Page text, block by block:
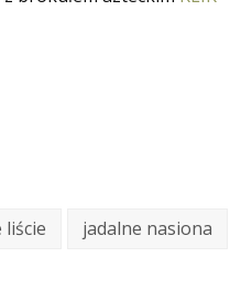
liście
jadalne nasiona